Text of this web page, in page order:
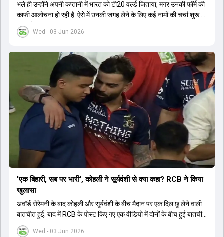
Wed - 03 Jun 2026
भले ही उन्होंने अपनी कप्तानी में भारत को टी20 वर्ल्ड जिताया, मगर उनकी फॉर्म की
काफी आलोचना हो रही है. ऐसे में उनकी जगह लेने के लिए कई नामों की चर्चा शुरू हो
चुकी है.
Wed - 03 Jun 2026
'एक बिहारी, सब पर भारी', कोहली ने सूर्यवंशी से क्या कहा? RCB ने किया
खुलासा
अवॉर्ड सेरेमनी के बाद कोहली और सूर्यवंशी के बीच मैदान पर एक दिल छू लेने वाली
बातचीत हुई. बाद में RCB के पोस्ट किए गए एक वीडियो में दोनों के बीच हुई बातचीत
का खुलासा हुआ.